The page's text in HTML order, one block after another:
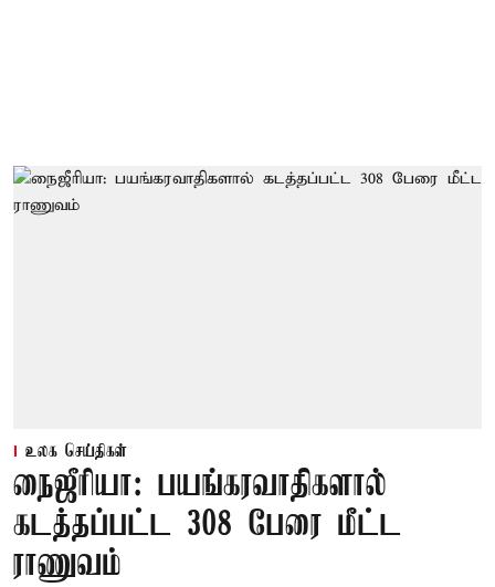
உலக செய்திகள்
நைஜீரியா: பயங்கரவாதிகளால்
கடத்தப்பட்ட 308 பேரை மீட்ட
ராணுவம்